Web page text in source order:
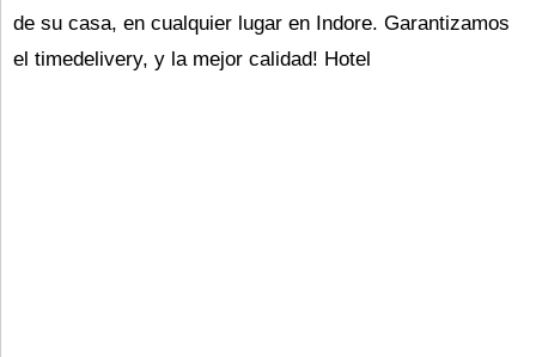
de su casa, en cualquier lugar en Indore. Garantizamos
el timedelivery, y la mejor calidad! Hotel